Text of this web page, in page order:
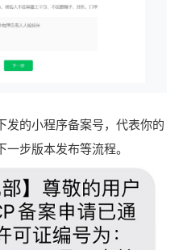
发的小程序备案号，代表你的
步版本发布等流程。